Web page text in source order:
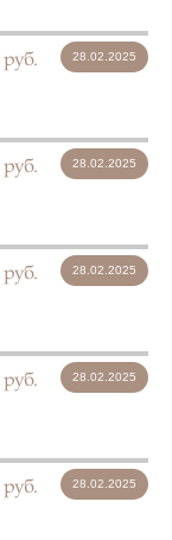
руб. 28.02.2025
руб. 28.02.2025
руб. 28.02.2025
руб. 28.02.2025
руб. 28.02.2025